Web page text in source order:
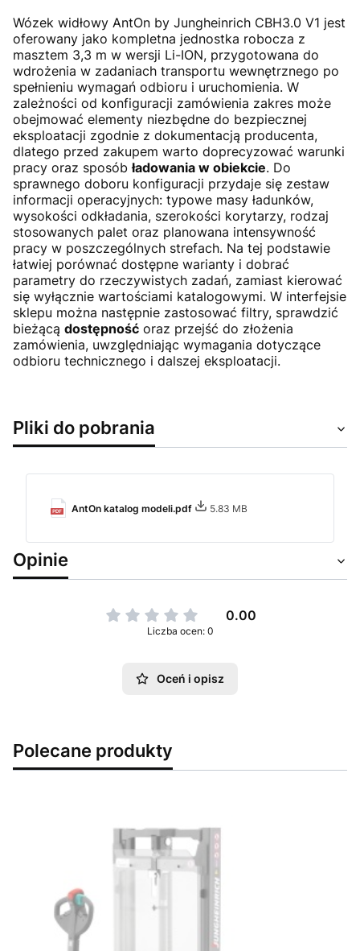
Wózek widłowy AntOn by Jungheinrich CBH3.0 V1 jest
oferowany jako kompletna jednostka robocza z
masztem 3,3 m w wersji Li-ION, przygotowana do
wdrożenia w zadaniach transportu wewnętrznego po
spełnieniu wymagań odbioru i uruchomienia. W
zależności od konfiguracji zamówienia zakres może
obejmować elementy niezbędne do bezpiecznej
eksploatacji zgodnie z dokumentacją producenta,
dlatego przed zakupem warto doprecyzować warunki
pracy oraz sposóbładowania w obiekcie. Do
sprawnego doboru konfiguracji przydaje się zestaw
informacji operacyjnych: typowe masy ładunków,
wysokości odkładania, szerokości korytarzy, rodzaj
stosowanych palet oraz planowana intensywność
pracy w poszczególnych strefach. Na tej podstawie
łatwiej porównać dostępne warianty i dobrać
parametry do rzeczywistych zadań, zamiast kierować
się wyłącznie wartościami katalogowymi. W interfejsie
sklepu można następnie zastosować filtry, sprawdzić
bieżącą dostępność oraz przejść do złożenia
zamówienia, uwzględniając wymagania dotyczące
odbioru technicznego i dalszej eksploatacji.
Pliki do pobrania
AntOn katalog modeli.pdf 5.83 MB
Opinie
0.00
Liczba ocen: 0
Oceń i opisz
Polecane produkty